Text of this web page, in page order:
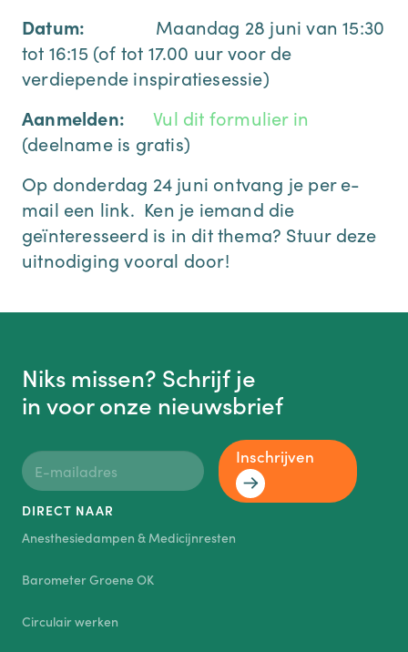
Datum: Maandag 28 juni van 15:30
tot 16:15 (of tot 17.00 uur voor de
verdiepende inspiratiesessie)
Aanmelden:
Vul dit formulier in
(deelname is gratis)
Op donderdag 24 juni ontvang je per e-
mail een link. Ken je iemand die
geïnteresseerd is in dit thema? Stuur deze
uitnodiging vooral door!
Niks missen? Schrijf je
in voor onze nieuwsbrief
Inschrijven
DIRECT NAAR
Anesthesiedampen & Medicijnresten
Barometer Groene OK
Circulair werken